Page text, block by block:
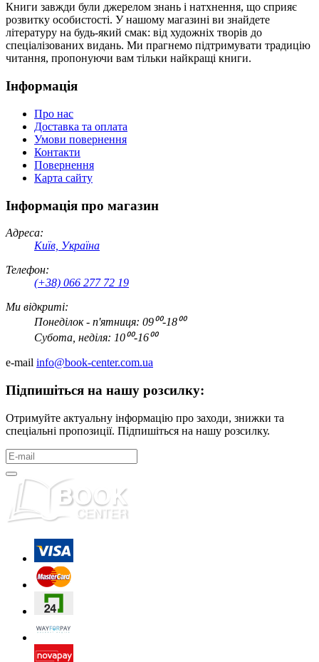
Книги завжди були джерелом знань і натхнення, що сприяє
розвитку особистості. У нашому магазині ви знайдете
літературу на будь-який смак: від художніх творів до
спеціалізованих видань. Ми прагнемо підтримувати традицію
читання, пропонуючи вам тільки найкращі книги.
Інформація
Про нас
Доставка та оплата
Умови повернення
Контакти
Повернення
Карта сайту
Інформація про магазин
Адреса:
Київ, Україна
Телефон:
(+38) 066 277 72 19
Ми відкриті:
Понеділок - п'ятниця: 09⁰⁰-18⁰⁰
Субота, неділя: 10⁰⁰-16⁰⁰
e-mail info@book-center.com.ua
Підпишіться на нашу розсилку:
Отримуйте актуальну інформацію про заходи, знижки та
спеціальні пропозиції. Підпишіться на нашу розсилку.